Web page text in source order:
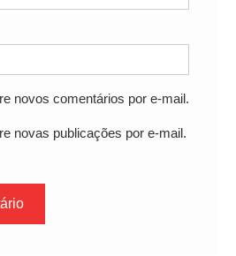
novos comentários por e-mail.
novas publicações por e-mail.